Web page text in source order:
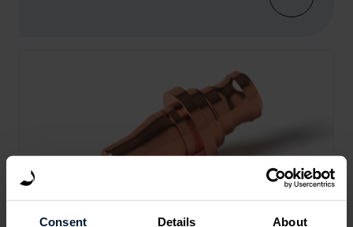
Consent Details About